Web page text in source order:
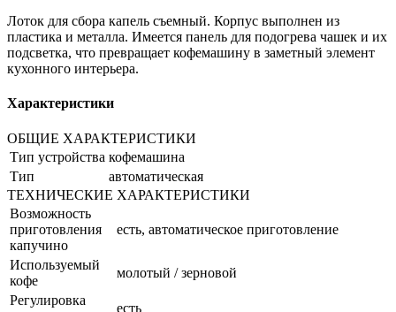
Лоток для сбора капель съемный. Корпус выполнен из
пластика и металла. Имеется панель для подогрева чашек и их
подсветка, что превращает кофемашину в заметный элемент
кухонного интерьера.
Характеристики
ОБЩИЕ ХАРАКТЕРИСТИКИ
Тип устройства кофемашина
Тип
автоматическая
ТЕХНИЧЕСКИЕ ХАРАКТЕРИСТИКИ
Возможность
приготовления
капучино
есть, автоматическое приготовление
Используемый
кофе
молотый / зерновой
Регулировка
есть